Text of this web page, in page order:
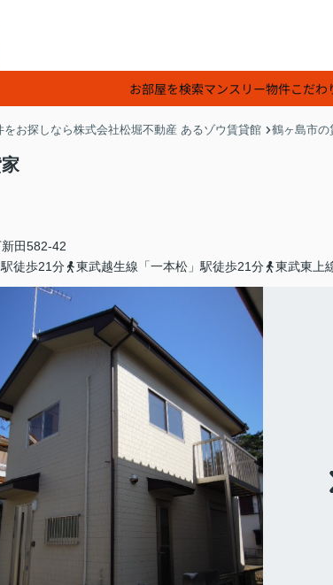
お部屋を検索マンスリー物件こだわ
お探しなら株式会社松堀不動産 あるゾウ賃貸館 鶴ヶ島市の
田582-42
徒歩21分
東武越生線「一本松」駅徒歩21分 東武東上